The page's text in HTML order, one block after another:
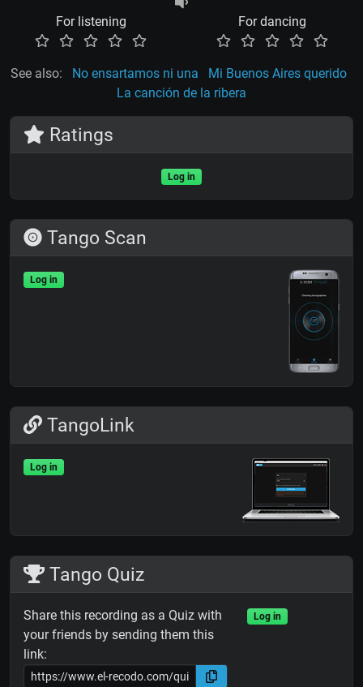
For listening For dancing
See also: No ensartamos ni una
Mi Buenos Aires querido
La canción de la ribera
Ratings
Log in
Tango Scan
Log in
TangoLink
Log in
Tango Quiz
Share this recording as a Quiz with
your friends by sending them this
link:
Log in